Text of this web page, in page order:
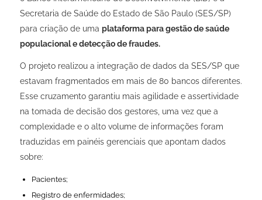
Secretaria de Saúde do Estado de São Paulo (SES/SP)
para criação de uma plataforma para gestão de saúde
populacional e detecção de fraudes.
O projeto realizou a integração de dados da SES/SP que
estavam fragmentados em mais de 80 bancos diferentes.
Esse cruzamento garantiu mais agilidade e assertividade
na tomada de decisão dos gestores, uma vez que a
complexidade e o alto volume de informações foram
traduzidas em painéis gerenciais que apontam dados
sobre:
Pacientes;
Registro de enfermidades;